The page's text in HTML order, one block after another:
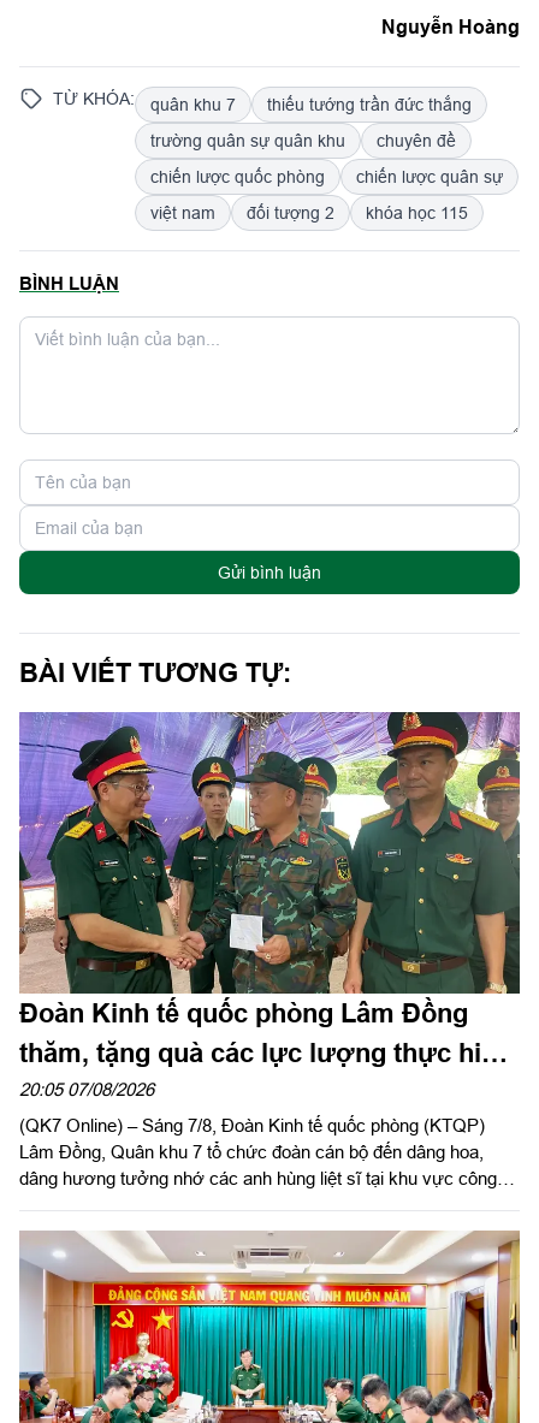
Nguyễn Hoàng
TỪ KHÓA: quân khu 7
thiếu tướng trần đức thắng
trường quân sự quân khu
chuyên đề
chiến lược quốc phòng
chiến lược quân sự
việt nam
đối tượng 2 khóa học 115
BÌNH LUẬN
Gửi bình luận
BÀI VIẾT TƯƠNG TỰ:
Đoàn Kinh tế quốc phòng Lâm Đồng
thăm, tặng quà các lực lượng thực hiện
nhiệm vụ tìm kiếm, quy tập hài cốt liệt sĩ
20:05 07/08/2026
(QK7 Online) – Sáng 7/8, Đoàn Kinh tế quốc phòng (KTQP)
Lâm Đồng, Quân khu 7 tổ chức đoàn cán bộ đến dâng hoa,
dâng hương tưởng nhớ các anh hùng liệt sĩ tại khu vực công
Đồng Nai do Thượng tá Đinh Nho Hùng, Đoàn trưởng Đoàn
KTQP Lâm Đồng làm trưởng đoàn.